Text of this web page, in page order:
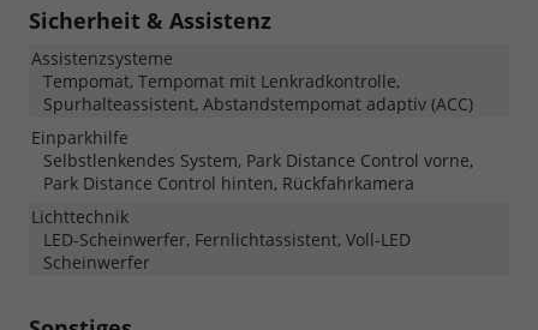
Sicherheit & Assistenz
Assistenzsysteme
Tempomat, Tempomat mit Lenkradkontrolle,
Spurhalteassistent, Abstandstempomat adaptiv (ACC)
Einparkhilfe
Selbstlenkendes System, Park Distance Control vorne,
Park Distance Control hinten, Rückfahrkamera
Lichttechnik
LED-Scheinwerfer, Fernlichtassistent, Voll-LED
Scheinwerfer